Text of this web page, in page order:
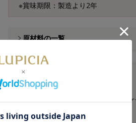
※賞味期限：製造より2年
原材料の一覧
お茶の原産国
インド
※商品の改定などにより、商品パッ
場合がございます。